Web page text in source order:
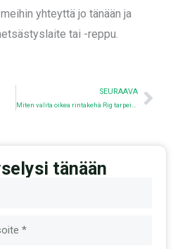
yhteyttä jo tänään ja
tai -reppu.
SEURAAVA
tänään